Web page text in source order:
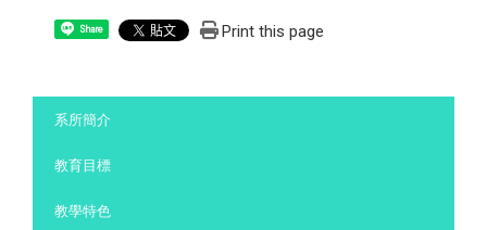
Share Print this page
系所簡介
教育目標
教學特色